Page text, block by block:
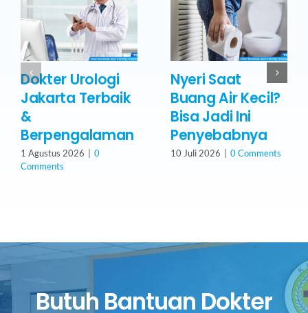
Dokter Urologi
Jakarta Terbaik
&
Berpengalaman
1 Agustus 2026
0
Comments
Nyeri Saat
Buang Air Kecil?
Bisa Jadi Ini
Penyebabnya
10 Juli 2026 0 Comments
Butuh Bantuan Dokter